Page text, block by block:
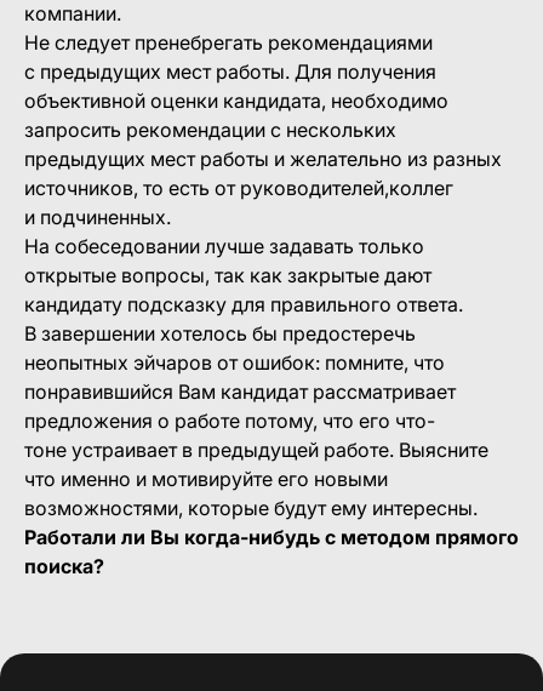
компании.
Не следует пренебрегать рекомендациями
с предыдущих мест работы. Для получения
объективной оценки кандидата, необходимо
запросить рекомендации с нескольких
предыдущих мест работы и желательно из разных
источников, то есть от руководителей,коллег
и подчиненных.
На собеседовании лучше задавать только
открытые вопросы, так как закрытые дают
кандидату подсказку для правильного ответа.
В завершении хотелось бы предостеречь
неопытных эйчаров от ошибок: помните, что
понравившийся Вам кандидат рассматривает
предложения о работе потому, что его что-
тоне устраивает в предыдущей работе. Выясните
что именно и мотивируйте его новыми
возможностями, которые будут ему интересны.
Работали ли Вы когда-нибудь с методом прямого
поиска?